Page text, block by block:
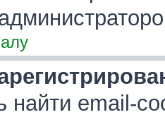
найти email-